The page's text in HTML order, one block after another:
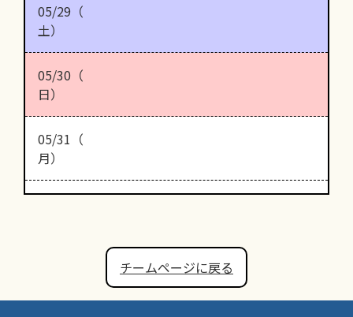
05/29（
土）
05/30（
日）
05/31（
月）
チームページに戻る